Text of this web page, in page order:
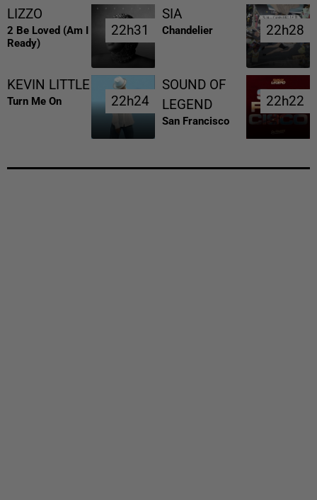
LIZZO
2 Be Loved (am I
Ready)
22h31
22h31
SIA
Chandelier 22h28
22h28
KEVIN LITTLE
Turn Me On 22h24
22h24
SOUND OF
LEGEND
San Francisco
22h22
22h22